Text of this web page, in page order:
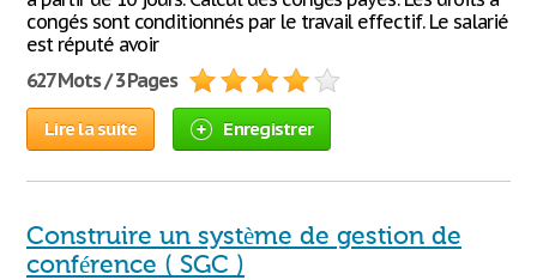
congés sont conditionnés par le travail effectif. Le salarié
est réputé avoir
627 Mots / 3 Pages
Lire la suite Enregistrer
Construire un système de gestion de
conférence ( SGC )